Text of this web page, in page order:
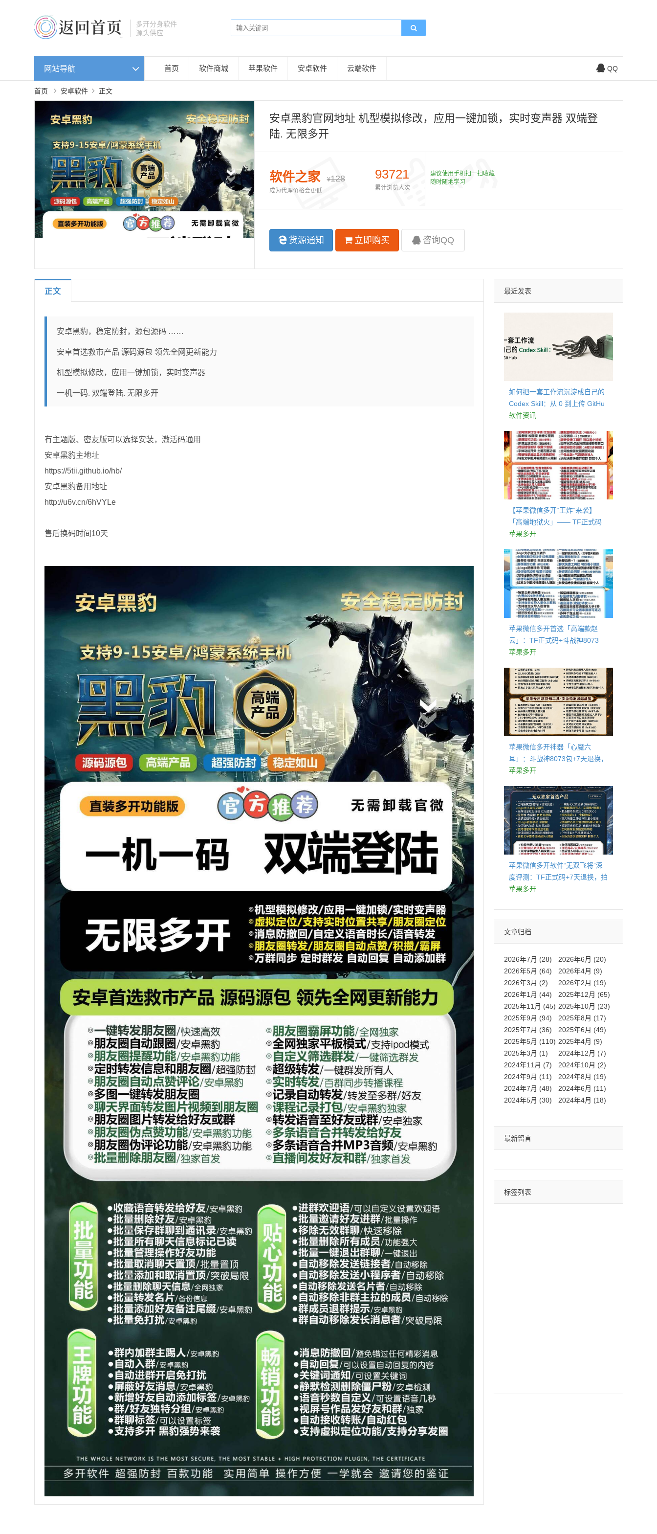
多开分身软件
源头供应
网站导航 首页 软件商城 苹果软件 安卓软件 云端软件 QQ
首页 安卓软件 正文
安卓黑豹官网地址 机型模拟修改，应用一键加锁，实时变声器 双端登
陆. 无限多开
软件之家 ¥128
成为代理价格会更低
93721
累计浏览人次
建议使用手机扫一扫收藏
随时随地学习
货源通知 立即购买 咨询QQ
正文
安卓黑豹，稳定防封，源包源码 ……
安卓首选救市产品 源码源包 领先全网更新能力
机型模拟修改，应用一键加锁，实时变声器
一机一码. 双端登陆. 无限多开
有主题版、密友版可以选择安装，激活码通用
安卓黑豹主地址
https://5tii.github.io/hb/
安卓黑豹备用地址
http://u6v.cn/6hVYLe
售后换码时间10天
最近发表
如何把一套工作流沉淀成自己的
Codex Skill：从 0 到上传 GitHu
b
软件资讯
【苹果微信多开“王炸”来袭】
「高端地狱火」—— TF正式码
+斗战神8073包，7天退换，安全
苹果多开
苹果微信多开首选「高端款赵
云」：TF正式码+斗战神8073
包，7天退换认准拍拍卡激活码
苹果多开
苹果微信多开神器「心魔六
耳」：斗战神8073包+7天退换，
认准拍拍卡激活码商城
苹果多开
苹果微信多开软件“无双飞将”深
度评测：TF正式码+7天退换，拍
拍卡激活码商城正品保障
苹果多开
文章归档
2026年7月 (28)
2026年6月 (20)
2026年5月 (64)
2026年4月 (9)
2026年3月 (2)
2026年2月 (19)
2026年1月 (44)
2025年12月 (65)
2025年11月 (45) 2025年10月 (23)
2025年9月 (94)
2025年8月 (17)
2025年7月 (36)
2025年6月 (49)
2025年5月 (110) 2025年4月 (9)
2025年3月 (1)
2024年12月 (7)
2024年11月 (7)
2024年10月 (2)
2024年9月 (11)
2024年8月 (19)
2024年7月 (48)
2024年6月 (11)
2024年5月 (30)
2024年4月 (18)
最新留言
标签列表